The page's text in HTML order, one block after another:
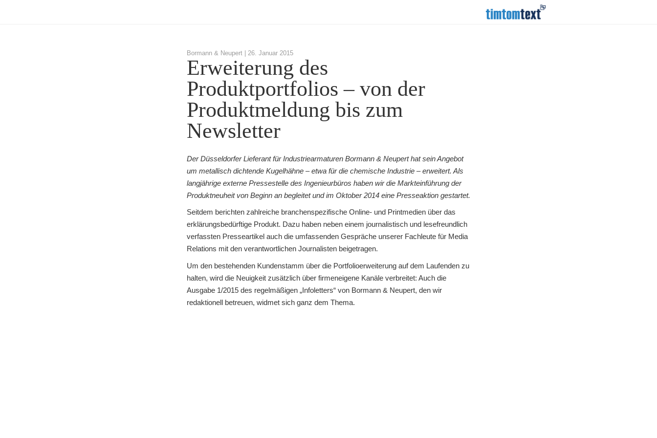
Bormann & Neupert | 26. Januar 2015
Erweiterung des
Produktportfolios – von der
Produktmeldung bis zum
Newsletter
Der Düsseldorfer Lieferant für Industriearmaturen Bormann & Neupert hat sein Angebot
um metallisch dichtende Kugelhähne – etwa für die chemische Industrie – erweitert. Als
langjährige externe Pressestelle des Ingenieurbüros haben wir die Markteinführung der
Produktneuheit von Beginn an begleitet und im Oktober 2014 eine Presseaktion gestartet.
Seitdem berichten zahlreiche branchenspezifische Online- und Printmedien über das
erklärungsbedürftige Produkt. Dazu haben neben einem journalistisch und lesefreundlich
verfassten Presseartikel auch die umfassenden Gespräche unserer Fachleute für Media
Relations mit den verantwortlichen Journalisten beigetragen.
Um den bestehenden Kundenstamm über die Portfolioerweiterung auf dem Laufenden zu
halten, wird die Neuigkeit zusätzlich über firmeneigene Kanäle verbreitet: Auch die
Ausgabe 1/2015 des regelmäßigen „Infoletters“ von Bormann & Neupert, den wir
redaktionell betreuen, widmet sich ganz dem Thema.